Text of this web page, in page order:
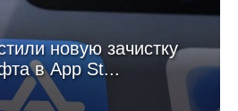
новую зачистку
в App St...